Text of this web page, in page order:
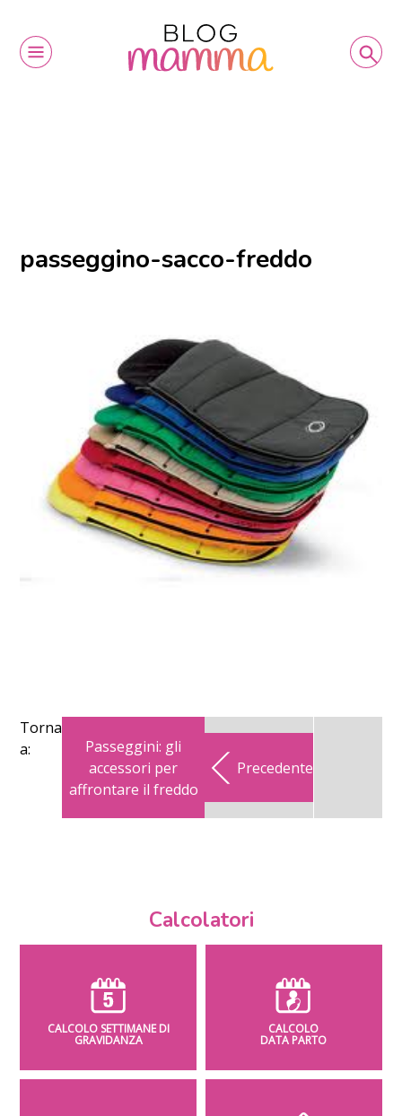
passeggino-sacco-freddo
Torna
a:
Passeggini: gli
accessori per
affrontare il freddo
Precedente
Calcolatori
CALCOLO SETTIMANE DI
GRAVIDANZA
CALCOLO
DATA PARTO